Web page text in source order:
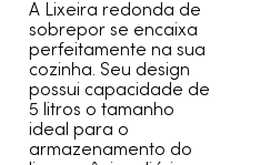
A Lixeira redonda de
sobrepor se encaixa
perfeitamente na sua
cozinha. Seu design
possui capacidade de
5 litros o tamanho
ideal para o
armazenamento do